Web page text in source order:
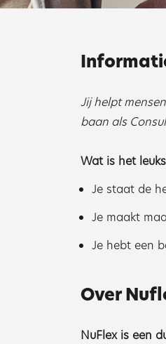
Jij helpt
baan als
Wat is het
Je staat de
Je maakt
Je hebt een
Over
NuFlex is een